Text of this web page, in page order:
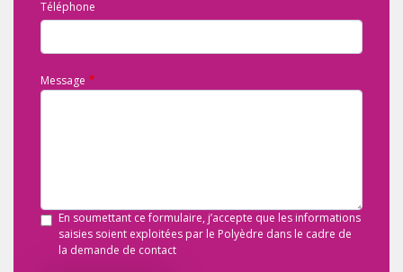
Téléphone
Message
En soumettant ce formulaire, j’accepte que les informations
saisies soient exploitées par le Polyèdre dans le cadre de
la demande de contact